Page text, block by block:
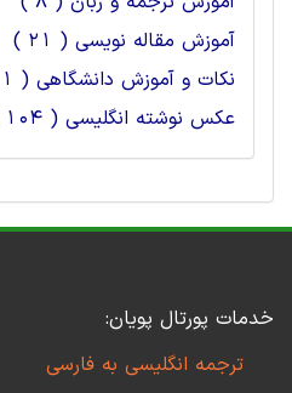
آموزش مقاله نویسی ( 21 )
نکات و آموزش دانشگاهی ( 1 )
عکس نوشته انگلیسی ( 104 )
خدمات پورتال پویان:
ترجمه انگلیسی به فارسی